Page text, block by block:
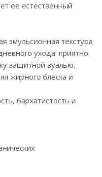
ее естественный
эмульсионная текстура
ухода: приятно
защитной вуалью,
жирного блеска и
бархатистость и